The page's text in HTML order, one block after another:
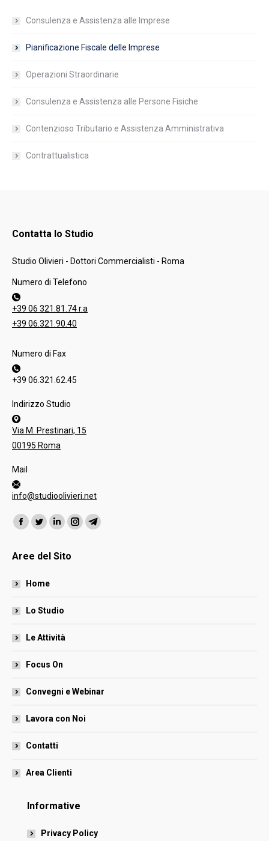
Consulenza e Assistenza alle Imprese
Pianificazione Fiscale delle Imprese
Operazioni Straordinarie
Consulenza e Assistenza alle Persone Fisiche
Contenzioso Tributario e Assistenza Amministrativa
Contrattualistica
Contatta lo Studio
Studio Olivieri - Dottori Commercialisti - Roma
Numero di Telefono
+39 06 321.81.74 r.a
+39 06.321.90.40
Numero di Fax
+39 06.321.62.45
Indirizzo Studio
Via M. Prestinari, 15
00195 Roma
Mail
info@studioolivieri.net
Ci puoi trovare su:
Facebook
opens
new
window
Twitter
opens
window
Linkedin
opens
window
InstagramTelegram
Aree del Sito
Home
Lo Studio
Le Attività
Focus On
Convegni e Webinar
Lavora con Noi
Contatti
Area Clienti
Informative
Privacy Policy